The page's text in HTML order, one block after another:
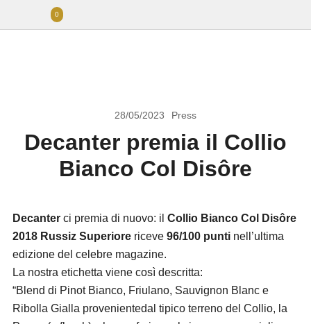
0
28/05/2023 Press
Decanter premia il Collio
Bianco Col Disôre
Decanterci premia di nuovo: il Collio Bianco Col Disôre
2018 Russiz Superiorericeve 96/100 puntinell’ultima
edizione del celebre magazine.
La nostra etichetta viene così descritta:
“Blend di Pinot Bianco, Friulano, Sauvignon Blanc e
Ribolla Gialla provenientedal tipico terreno del Collio, la